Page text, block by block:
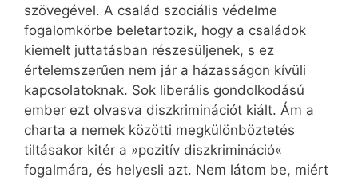
szövegével. A család szociális védelme
fogalomkörbe beletartozik, hogy a családok
kiemelt juttatásban részesüljenek, s ez
értelemszerűen nem jár a házasságon kívüli
kapcsolatoknak. Sok liberális gondolkodású
ember ezt olvasva diszkriminációt kiált. Ám a
charta a nemek közötti megkülönböztetés
tiltásakor kitér a »pozitív diszkrimináció«
fogalmára, és helyesli azt. Nem látom be, miért